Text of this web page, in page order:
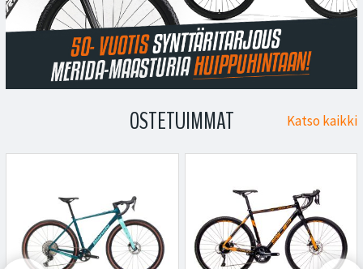
Katso kaikki
OSTETUIMMAT